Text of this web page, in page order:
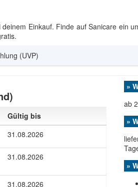
deinem Einkauf. Finde auf Sanicare ein
(UVP)
Gültig bis
31.08.2026
31.08.2026
31.08.2026
»
ab
»
»